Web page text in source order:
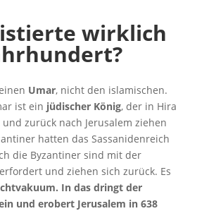
wirklich
Umar, nicht den islamischen.
ist ein jüdischer König, der in Hira
zurück nach Jerusalem ziehen
hatten das Sassanidenreich
die Byzantiner sind mit der
und ziehen sich zurück. Es
In das dringt der
und erobert Jerusalem in 638